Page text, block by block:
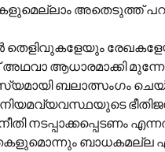
അതെടുത്ത്
തെളിവുകളേയും
ആധാരമാക്കി
ബലാത്സംഗം
ബാധകമല്ല